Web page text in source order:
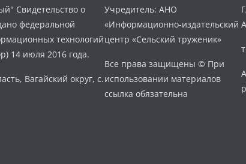
Свидетельство о
федеральной
технологий
14 июля 2016 года.
Вагайский округ, с.
Учредитель: АНО
«Информационно-издательский
центр «Сельский труженик»
Все права защищены © При
использовании материалов
ссылка обязательна